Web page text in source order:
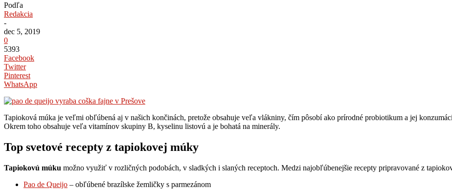
Podľa
Redakcia
-
dec 5, 2019
0
5393
Facebook
Twitter
Pinterest
WhatsApp
Tapioková múka je veľmi obľúbená aj v našich končinách, pretože obsahuje veľa vlákniny, čím pôsobí ako prírodné probiotikum a jej
Okrem toho obsahuje veľa vitamínov skupiny B, kyselinu listovú a je bohatá na minerály.
Top svetové recepty z tapiokovej múky
Tapiokovú múku možno využiť v rozličných podobách, v sladkých i slaných receptoch. Medzi najobľúbenejšie recepty pripravované z
Pao de Queijo – obľúbené brazílske žemličky s parmezánom